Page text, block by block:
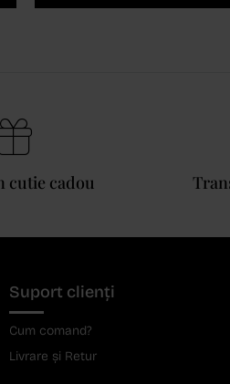
cutie cadou
Suport clienți
Cum comand?
Livrare și Retur